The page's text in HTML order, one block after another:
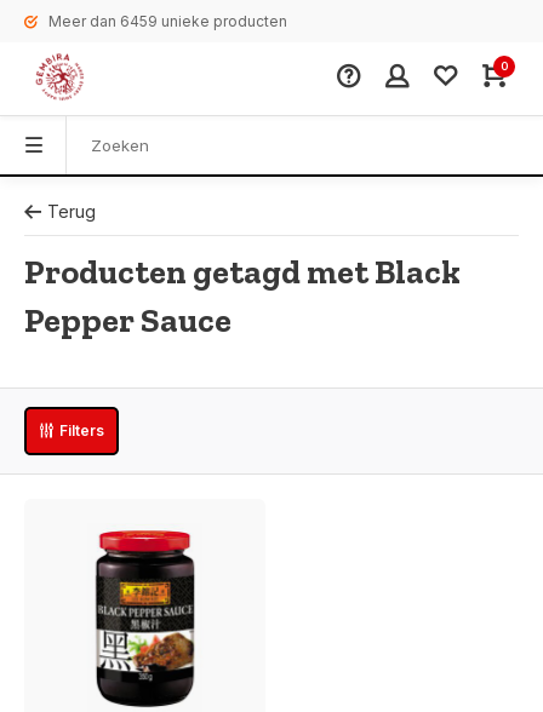
Meer dan 6459 unieke producten
0
Terug
Producten getagd met Black
Pepper Sauce
Filters